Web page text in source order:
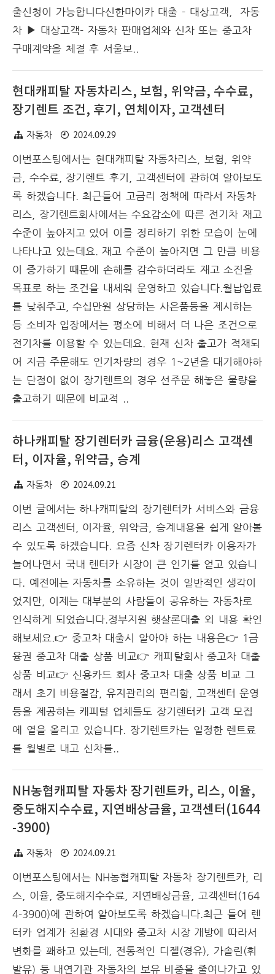
출신청이 가능합니다신한마이카 대출 - 대상고객, 자동
차 ▶ 대상고객- 자동차 판매업체와 신차 또는 중고차
구매계약을 체결 후 서울보..
현대캐피탈 자동차리스, 보험, 위약금, 수수료,
장기렌트 조건, 후기, 연체이자, 고객센터
자동차
2024.09.29
이번포스팅에서는 현대캐피탈 자동차리스, 보험, 위약
금, 수수료, 장기렌트 후기, 고객센터에 관하여 알아보도
록 하겠습니다. 최근들어 고금리 정책에 따라서 자동차
리스, 장기렌트회사에서는 수요감소에 따른 전기차 재고
수준이 높아지고 있어 이를 정리하기 위한 모습이 눈에
나타나고 있는데요. 재고 수준이 높아지면 그 만큼 비용
이 증가하기 때문에 손해를 감수하더라도 재고 소진을
목표로 하는 조건을 내세워 운영하고 있습니다.월납입료
를 낮춰주고, 수십만원 상당하는 사은품등을 제시하는
등 소비자 입장에서는 평소에 비해서 더 나은 조건으로
전기차를 이용할 수 있는데요. 현재 신차 출고가 적채되
어 지금 주문해도 인기차량의 경우 1~2년을 대기해야하
는 단점이 없이 장기렌트의 경우 선주문 해놓은 물량을
출고하기 때문에 비교적 ..
하나캐피탈 장기렌터카 금융(운용)리스 고객센
터, 이자율, 위약금, 승계
자동차
2024.09.21
이번 글에서는 하나캐피탈의 장기렌터카 서비스와 금융
리스 고객센터, 이자율, 위약금, 승계내용을 쉽게 알아볼
수 있도록 하겠습니다. 요즘 신차 장기렌터카 이용자가
늘어나면서 국내 렌터카 시장이 큰 인기를 얻고 있습니
다. 예전에는 자동차를 소유하는 것이 일반적인 생각이
었지만, 이제는 대부분의 사람들이 공유하는 자동차로
인식하게 되었습니다.정부지원 햇살론대출 외 내용 확인
해보세요.👉 중고차 대출시 알아야 하는 내용은👉 1금
융권 중고차 대출 상품 비교👉 캐피탈회사 중고차 대출
상품 비교👉 신용카드 회사 중고차 대출 상품 비교 그
래서 초기 비용절감, 유지관리의 편리함, 고객센터 운영
등을 제공하는 캐피털 업체들도 장기렌터카 고객 모집
에 열을 올리고 있습니다. 장기렌트카는 일정한 렌트료
를 월별로 내고 신차를..
NH농협캐피탈 자동차 장기렌트카, 리스, 이율,
중도해지수수료, 지연배상금율, 고객센터(1644
-3900)
자동차
2024.09.21
이번포스팅에서는 NH농협캐피탈 자동차 장기렌트카, 리
스, 이율, 중도해지수수료, 지연배상금율, 고객센터(164
4-3900)에 관하여 알아보도록 하겠습니다.최근 들어 렌
터카 업계가 친환경 시대와 중고차 시장 개방에 따라서
변화를 꽤하고 있는데, 전통적인 디젤(경유), 가솔린(휘
발유) 등 내연기관 자동차의 보유 비중을 줄여나가고 있